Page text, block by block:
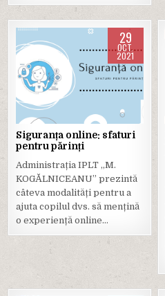
29
OCT.
2021
Posted
in
Siguranța online: sfaturi
pentru părinți
Administrația IPLT ,,M.
KOGĂLNICEANU” prezintă
câteva modalități pentru a
ajuta copilul dvs. să mențină
o experiență online…